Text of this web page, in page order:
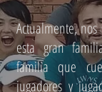
Actualmente,
esta gran
familia que
jugadores y